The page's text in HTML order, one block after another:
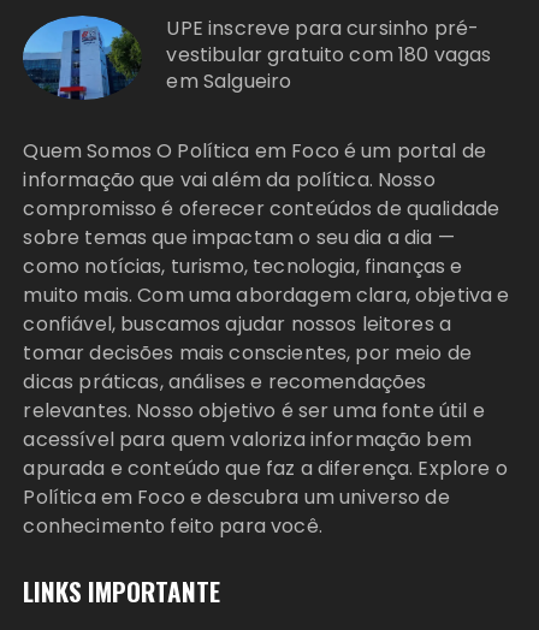
UPE inscreve para cursinho pré-
vestibular gratuito com 180 vagas
em Salgueiro
Quem Somos O Política em Foco é um portal de
informação que vai além da política. Nosso
compromisso é oferecer conteúdos de qualidade
sobre temas que impactam o seu dia a dia —
como notícias, turismo, tecnologia, finanças e
muito mais. Com uma abordagem clara, objetiva e
confiável, buscamos ajudar nossos leitores a
tomar decisões mais conscientes, por meio de
dicas práticas, análises e recomendações
relevantes. Nosso objetivo é ser uma fonte útil e
acessível para quem valoriza informação bem
apurada e conteúdo que faz a diferença. Explore o
Política em Foco e descubra um universo de
conhecimento feito para você.
LINKS IMPORTANTE